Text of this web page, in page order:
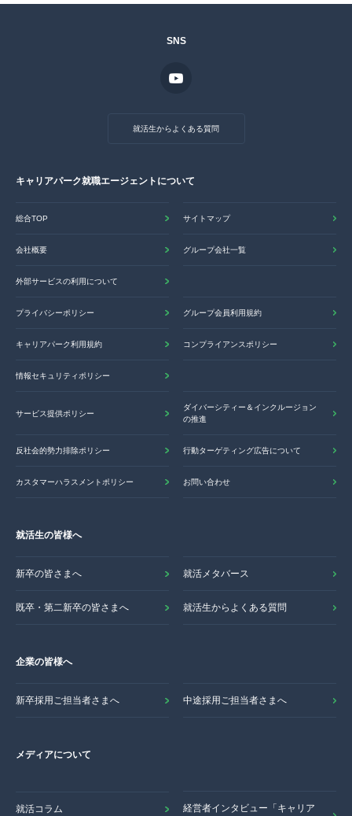
SNS
就活生からよくある質問
キャリアパーク就職エージェントについて
総合TOP サイトマップ
会社概要 グループ会社一覧
外部サービスの利用について
プライバシーポリシー グループ会員利用規約
キャリアパーク利用規約 コンプライアンスポリシー
情報セキュリティポリシー
サービス提供ポリシー
ダイバーシティー＆インクルージョン
の推進
反社会的勢力排除ポリシー 行動ターゲティング広告について
カスタマーハラスメントポリシー お問い合わせ
就活生の皆様へ
新卒の皆さまへ 就活メタバース
既卒・第二新卒の皆さまへ 就活生からよくある質問
企業の皆様へ
新卒採用ご担当者さまへ 中途採用ご担当者さまへ
メディアについて
就活コラム
経営者インタビュー「キャリア